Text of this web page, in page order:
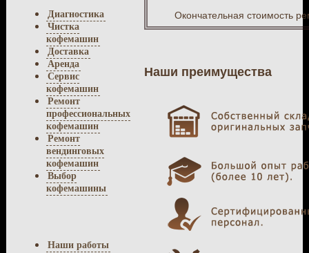
Диагностика
Чистка
кофемашин
Доставка
Аренда
Сервис
кофемашин
Ремонт
профессиональных
кофемашин
Ремонт
вендинговых
кофемашин
Выбор
кофемашины
Наши работы
Окончательная стоимость
Наши преимущества